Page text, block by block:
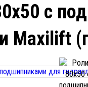
с
Maxilift